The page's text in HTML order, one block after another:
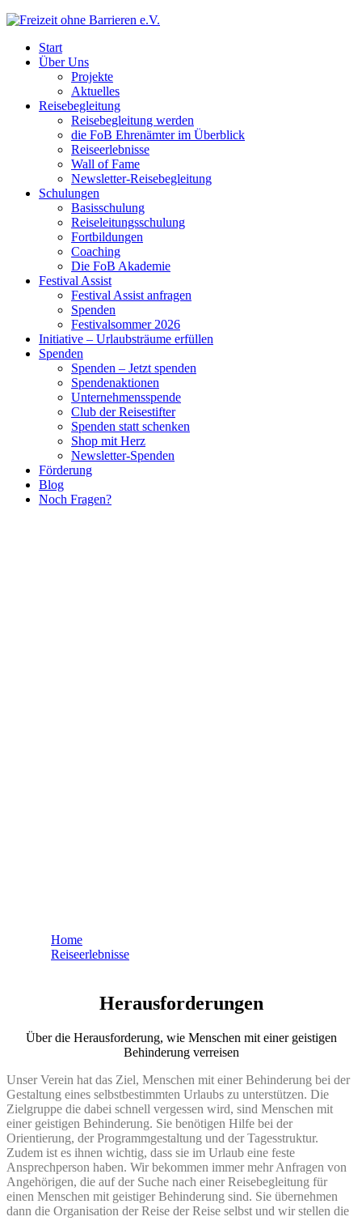
Start
Über Uns
Projekte
Aktuelles
Reisebegleitung
Reisebegleitung werden
die FoB Ehrenämter im Überblick
Reiseerlebnisse
Wall of Fame
Newsletter-Reisebegleitung
Schulungen
Basisschulung
Reiseleitungsschulung
Fortbildungen
Coaching
Die FoB Akademie
Festival Assist
Festival Assist anfragen
Spenden
Festivalsommer 2026
Initiative – Urlaubsträume erfüllen
Spenden
Spenden – Jetzt spenden
Spendenaktionen
Unternehmensspende
Club der Reisestifter
Spenden statt schenken
Shop mit Herz
Newsletter-Spenden
Förderung
Blog
Noch Fragen?
Home
Reiseerlebnisse
Herausforderungen
Über die Herausforderung, wie Menschen mit einer geistigen
Behinderung verreisen
Unser Verein hat das Ziel, Menschen mit einer Behinderung bei der
Gestaltung eines selbstbestimmten Urlaubs zu unterstützen. Die
Zielgruppe die dabei schnell vergessen wird, sind Menschen mit
einer geistigen Behinderung. Sie benötigen Hilfe bei der
Orientierung, der Programmgestaltung und der Tagesstruktur.
Zudem ist es ihnen wichtig, dass sie im Urlaub eine feste
Ansprechperson haben. Wir bekommen immer mehr Anfragen von
Angehörigen, die auf der Suche nach einer Reisebegleitung für
einen Menschen mit geistiger Behinderung sind. Sie übernehmen
dann die Organisation der Reise der Reise selbst und wir stellen die